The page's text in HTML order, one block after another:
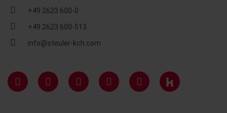
+49 2623 600-0
+49 2623 600-513
info@steuler-kch.com